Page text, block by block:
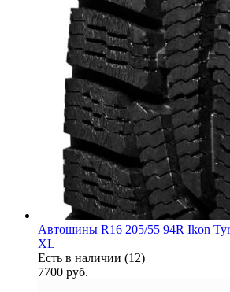
Автошины R16 205/55 94R Ikon
XL
Есть в наличии (12)
7700 руб.